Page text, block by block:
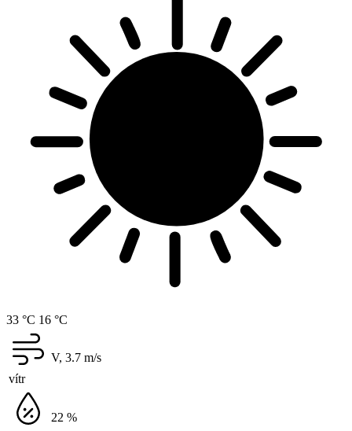
33 °C 16 °C
vítr
V, 3.7 m/s
22 %